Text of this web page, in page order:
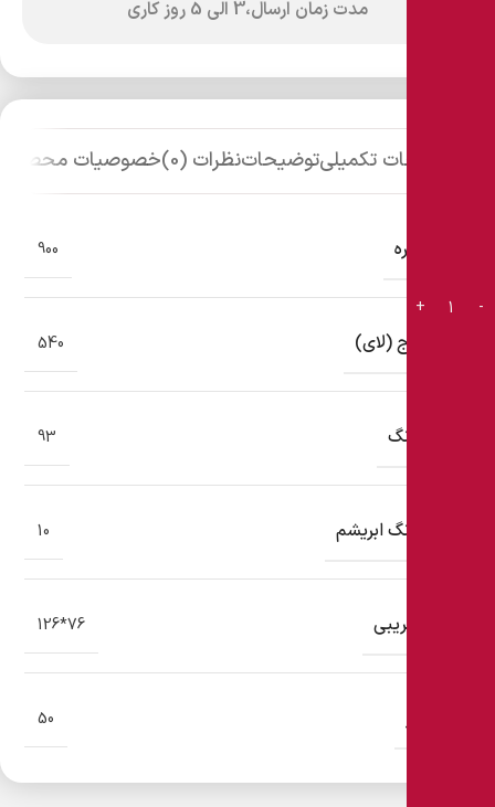
مدت زمان ارسال،3 الی 5 روز کاری
توضیحات تکمیلیتوضیحاتنظرات (0) خصوصیات محصول
تعداد گره 900
تعداد رج (لای) 540
تعداد رنگ 93
تعداد رنگ ابریشم 10
ابعاد تقریبی 76*126
رجشمار 50